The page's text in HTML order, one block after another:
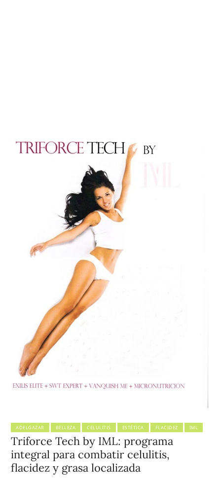
ADELGAZAR BELLEZA CELULITIS ESTÉTICA FLACIDEZ IML
Triforce Tech by IML: programa
integral para combatir celulitis,
flacidez y grasa localizada